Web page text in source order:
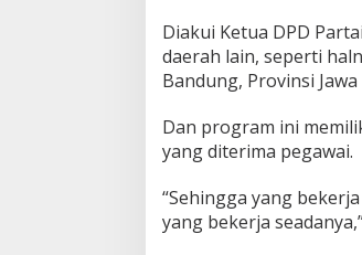
Diakui Ketua DPD
daerah lain, seperti
Bandung, Provinsi
Dan program ini
yang diterima pegawai.
“Sehingga yang
yang bekerja